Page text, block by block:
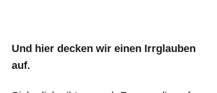
Und hier decken wir einen Irrglauben
auf.